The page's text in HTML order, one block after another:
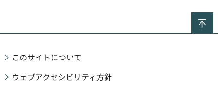
このサイトについて
ウェブアクセシビリティ方針